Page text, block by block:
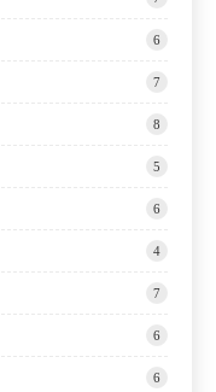
6
7
8
5
6
4
7
6
6